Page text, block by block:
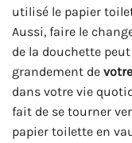
utilisé le papier
Aussi, faire le
de la douchette
grandement de
dans votre vie
fait de se tourner
papier toilette en